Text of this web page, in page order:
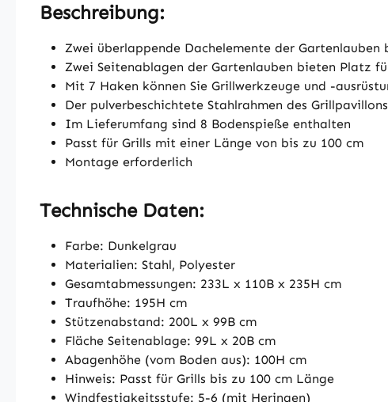
Beschreibung:
Zwei überlappende Dachelemente der
Zwei Seitenablagen der Gartenlauben bieten Platz
Mit 7 Haken können Sie Grillwerkzeuge und -
Der pulverbeschichtete Stahlrahmen des
Im Lieferumfang sind 8 Bodenspieße enthalten
Passt für Grills mit einer Länge von bis zu 100 cm
Montage erforderlich
Technische Daten:
Farbe: Dunkelgrau
Materialien: Stahl, Polyester
Gesamtabmessungen: 233L x 110B x 235H cm
Traufhöhe: 195H cm
Stützenabstand: 200L x 99B cm
Fläche Seitenablage: 99L x 20B cm
Abagenhöhe (vom Boden aus): 100H cm
Hinweis: Passt für Grills bis zu 100 cm Länge
Windfestigkeitsstufe: 5-6 (mit Heringen)